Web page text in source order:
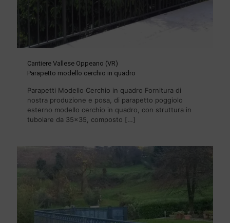
Cantiere Vallese Oppeano (VR)
Parapetto modello cerchio in quadro
Parapetti Modello Cerchio in quadro Fornitura di
nostra produzione e posa, di parapetto poggiolo
esterno modello cerchio in quadro, con struttura in
tubolare da 35×35, composto […]